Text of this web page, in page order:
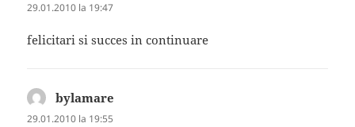
29.01.2010 la 19:47
felicitari si succes in continuare
bylamare
29.01.2010 la 19:55